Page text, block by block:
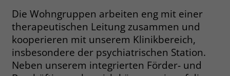
Die Wohngruppen arbeiten eng mit einer
therapeutischen Leitung zusammen und
kooperieren mit unserem Klinikbereich,
insbesondere der psychiatrischen Station.
Neben unserem integrierten Förder- und
Laufzeit Session
Zweck
Behält die Zustände des Benutzers bei
allen Seitenanfragen bei.
Laufzeit 90 Tage
Dieses Cookie wird gesetzt, wenn ein
User über einen Klick auf eine Google
Werbeanzeige auf die Website gelangt.
Es enthält Informationen darüber,